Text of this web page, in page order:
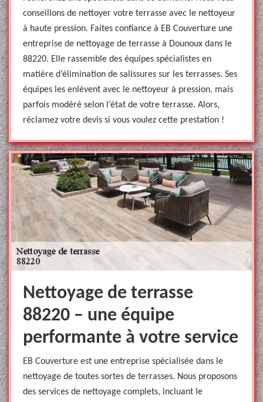
conseillons de nettoyer votre terrasse avec le nettoyeur
à haute pression. Faites confiance à EB Couverture une
entreprise de nettoyage de terrasse à Dounoux dans le
88220. Elle rassemble des équipes spécialistes en
matière d’élimination de salissures sur les terrasses. Ses
équipes les enlèvent avec le nettoyeur à pression, mais
parfois modéré selon l’état de votre terrasse. Alors,
réclamez votre devis si vous voulez cette prestation !
Nettoyage de terrasse
88220 – une équipe
performante à votre service
EB Couverture est une entreprise spécialisée dans le
nettoyage de toutes sortes de terrasses. Nous proposons
des services de nettoyage complets, incluant le